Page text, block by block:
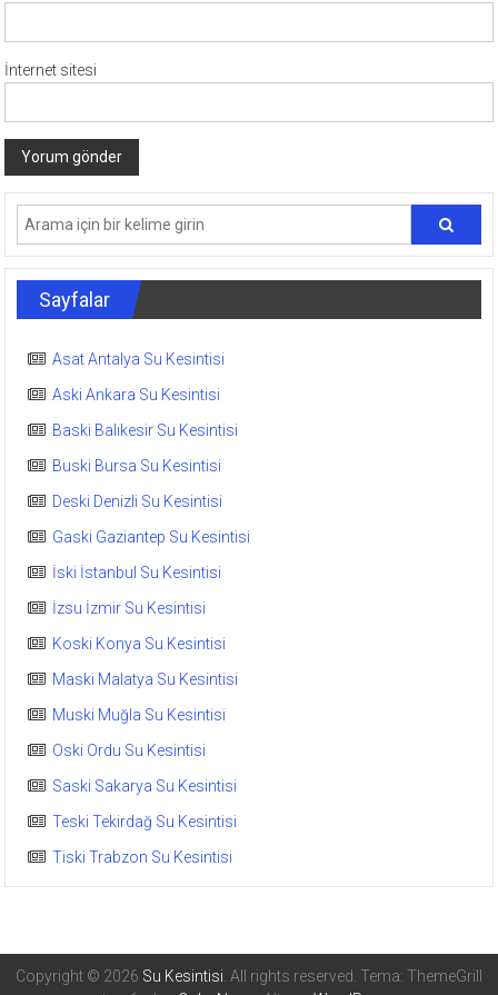
İnternet sitesi
Sayfalar
Asat Antalya Su Kesintisi
Aski Ankara Su Kesintisi
Baski Balıkesir Su Kesintisi
Buski Bursa Su Kesintisi
Deski Denizli Su Kesintisi
Gaski Gaziantep Su Kesintisi
İski İstanbul Su Kesintisi
İzsu İzmir Su Kesintisi
Koski Konya Su Kesintisi
Maski Malatya Su Kesintisi
Muski Muğla Su Kesintisi
Oski Ordu Su Kesintisi
Saski Sakarya Su Kesintisi
Teski Tekirdağ Su Kesintisi
Tiski Trabzon Su Kesintisi
Copyright © 2026 Su Kesintisi . All rights reserved. Tema: ThemeGrill